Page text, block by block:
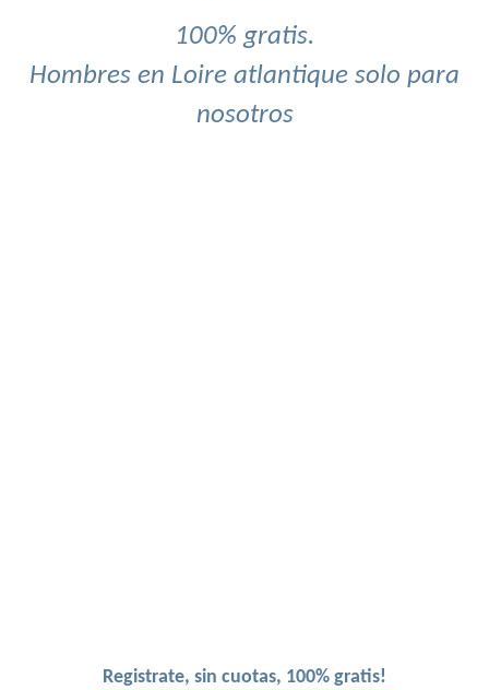
100% gratis.
Hombres en Loire atlantique solo para
nosotros
Registrate, sin cuotas, 100% gratis!